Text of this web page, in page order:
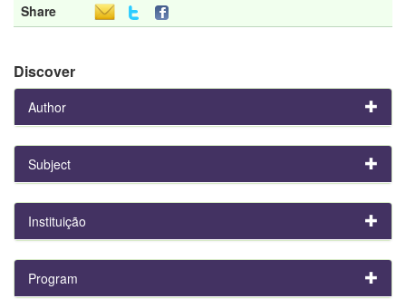
Share
Discover
Author
Subject
Instituição
Program